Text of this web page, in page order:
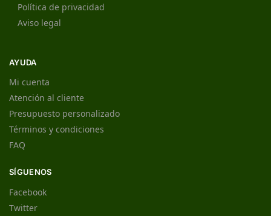
Política de privacidad
Aviso legal
AYUDA
Mi cuenta
Atención al cliente
Presupuesto personalizado
Términos y condiciones
FAQ
SÍGUENOS
Facebook
Twitter